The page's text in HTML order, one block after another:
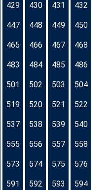
429 430 431 432
447 448 449 450
465 466 467 468
483 484 485 486
501 502 503 504
519 520 521 522
537 538 539 540
555 556 557 558
573 574 575 576
591 592 593 594